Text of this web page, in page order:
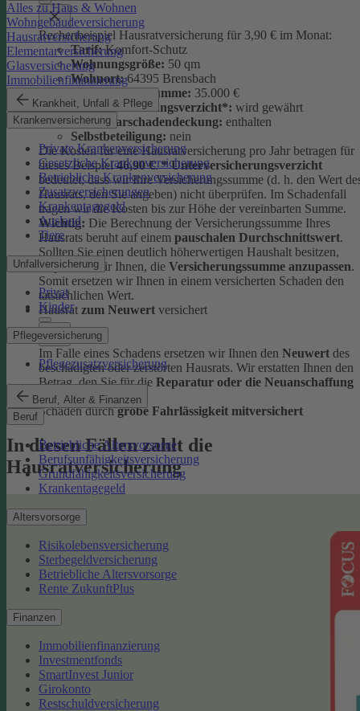
Alles zu Haus & Wohnen
Wohngebäudeversicherung
Hausratversicherung
Elementarversicherung
Glasversicherung
Immobilienfinanzierung
Krankheit, Unfall & Pflege
Krankenversicherung
Private Krankenversicherung
Gesetzliche Krankenversicherung
Betriebliche Krankenversicherung
Zusatzversicherungen
Krankentagegeld
Ausland
Tiere
Unfallversicherung
Privat
Kinder
Pflegeversicherung
Pflegezusatzversicherung
Beruf, Alter & Finanzen
Beruf
Betriebliche Altersvorsorge
Berufsunfähigkeitsversicherung
Grundfähigkeitsversicherung
Krankentagegeld
Altersvorsorge
Risikolebensversicherung
Sterbegeldversicherung
Betriebliche Altersvorsorge
Rente ZukunftPlus
Finanzen
Immobilienfinanzierung
Investmentfonds
SmartInvest Junior
Girokonto
Restschuldversicherung
Rechenbeispiel Hausratversicherung für 3,90 € im Monat:
Tarif:Komfort-Schutz
Wohnungsgröße: 50 qm
Wohnort:64395 Brensbach
Versicherungssumme: 35.000 €
Unterversicherungsverzicht*: wird gewährt
Elementarschadendeckung: enthalten
Selbstbeteiligung: nein
Die Kosten für eine Hausratversicherung pro Jahr betragen für
dieses Beispiel46,90 €.* Unterversicherungsverzicht
bedeutet, dass wir Ihre Versicherungssumme (d. h. den Wert
Hausrats, den Sie angeben) nicht überprüfen. Im Schadenfall
tragen wir die Kosten bis zur Höhe der vereinbarten Summe.
Wichtig: Die Berechnung der Versicherungssumme Ihres
Hausrats beruht auf einem pauschalen Durchschnittswert.
Sollten Sie einen deutlich höherwertigen Haushalt besitzen,
empfehlen wir Ihnen, die Versicherungssumme anzupassen.
Somit ersetzen wir Ihnen in einem versicherten Schaden den
tatsächlichen Wert.
Hausrat zum Neuwert versichert
Im Falle eines Schadens ersetzen wir Ihnen den Neuwert des
beschädigten oder zerstörten Hausrats. Wir erstatten Ihnen den
Betrag, den Sie für die Reparatur oder die Neuanschaffung
ausgeben müssten.
Schäden durchgrobe Fahrlässigkeit mitversichert
In diesen Fällen zahlt die
Hausratversicherung